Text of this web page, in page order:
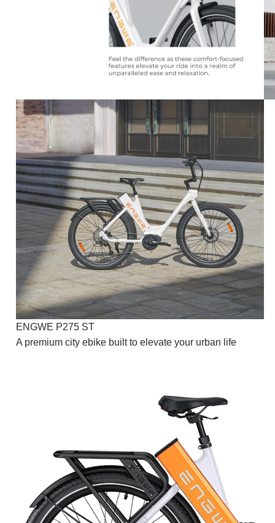
ENGWE P275 ST
A premium city ebike built to elevate your urban life